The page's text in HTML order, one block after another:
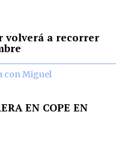
volverá a recorrer
EN COPE EN